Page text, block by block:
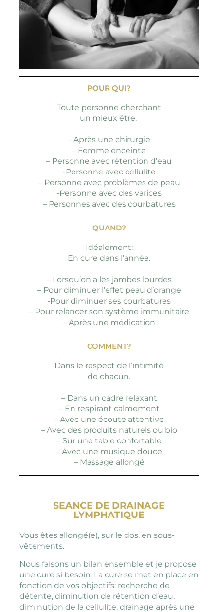
POUR QUI?
Toute personne cherchant
un mieux être.
– Après une chirurgie
– Femme enceinte
– Personne avec rétention d’eau
-Personne avec cellulite
– Personne avec problèmes de peau
-Personne avec des varices
– Personnes avec des courbatures
QUAND?
Idéalement:
En cure dans l’année.
– Lorsqu’on a les jambes lourdes
– Pour diminuer l’effet peau d’orange
-Pour diminuer ses courbatures
– Pour relancer son système immunitaire
– Après une médication
COMMENT?
Dans le respect de l’intimité
de chacun.
– Dans un cadre relaxant
– En respirant calmement
– Avec une écoute attentive
– Avec des produits naturels ou bio
– Sur une table confortable
– Avec une musique douce
– Massage allongé
SEANCE DE DRAINAGE
LYMPHATIQUE
Vous êtes allongé(e), sur le dos, en sous-
vêtements.
Nous faisons un bilan ensemble et je propose
une cure si besoin. La cure se met en place en
fonction de vos objectifs: recherche de
détente, diminution de rétention d’eau,
diminution de la cellulite, drainage après une